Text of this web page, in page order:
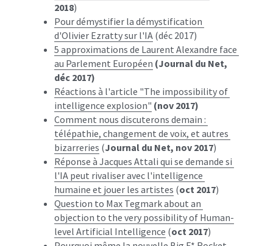
2018)
Pour démystifier la démystification
d'Olivier Ezratty sur l'IA (déc 2017)
5 approximations de Laurent Alexandre face
au Parlement Européen (Journal du Net,
déc 2017)
Réactions à l'article "The impossibility of
intelligence explosion" (nov 2017)
Comment nous discuterons demain :
télépathie, changement de voix, et autres
bizarreries (Journal du Net, nov 2017)
Réponse à Jacques Attali qui se demande si
l'IA peut rivaliser avec l'intelligence
humaine et jouer les artistes (oct 2017)
Question to Max Tegmark about an
objection to the very possibility of Human-
level Artificial Intelligence (oct 2017)